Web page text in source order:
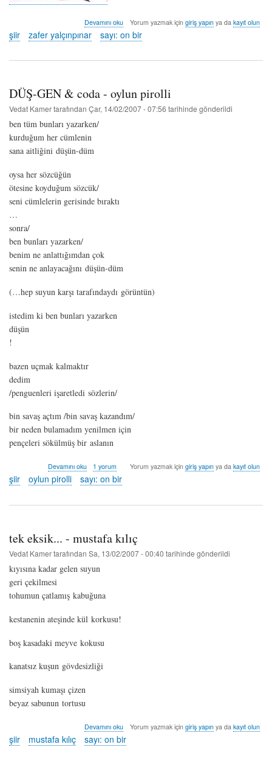
yalım
söyleyen:
yalçınpınar
Devamını oku Yorum yazmak için giriş yapınya da kayıt olun
şiir zafer yalçınpınar sayı: on bir
DÜŞ-GEN & coda - oylun pirolli
Vedat Kamertarafından Çar, 14/02/2007 - 07:56 tarihinde gönderildi
ben tüm bunları yazarken/
kurduğum her cümlenin
sana aitliğini düşün-düm
oysa her sözcüğün
ötesine koyduğum sözcük/
seni cümlelerin gerisinde bıraktı
…
sonra/
ben bunları yazarken/
benim ne anlattığımdan çok
senin ne anlayacağını düşün-düm
(…hep suyun karşı tarafındaydı görüntün)
istedim ki ben bunları yazarken
düşün
!
bazen uçmak kalmaktır
dedim
/penguenleri işaretledi sözlerin/
bin savaş açtım /bin savaş kazandım/
bir neden bulamadım yenilmen için
pençeleri sökülmüş bir aslanın
DÜŞ-
GEN
&
-
hakkında
Devamını oku 1 yorum Yorum yazmak için giriş yapınya da kayıt olun
şiir oylun pirolli sayı: on bir
tek eksik... - mustafa kılıç
Vedat Kamertarafından Sa, 13/02/2007 - 00:40 tarihinde gönderildi
kıyısına kadar gelen suyun
geri çekilmesi
tohumun çatlamış kabuğuna
kestanenin ateşinde kül korkusu!
boş kasadaki meyve kokusu
kanatsız kuşun gövdesizliği
simsiyah kumaşı çizen
beyaz sabunun tortusu
tek
-
Devamını oku Yorum yazmak için giriş yapınya da kayıt olun
şiir mustafa kılıç sayı: on bir